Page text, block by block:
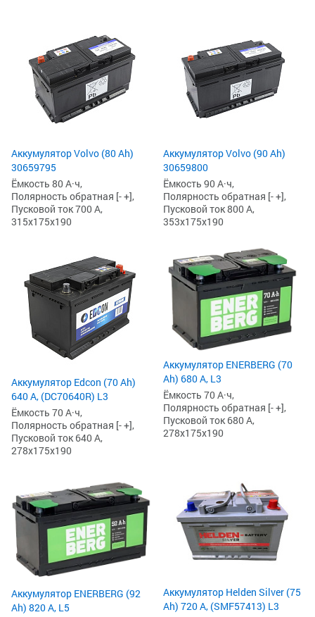
Аккумулятор Volvo (80 Ah)
30659795
Ёмкость 80 А·ч,
Полярность обратная [- +],
Пусковой ток 700 А,
315x175x190
Аккумулятор Volvo (90 Ah)
30659800
Ёмкость 90 А·ч,
Полярность обратная [- +],
Пусковой ток 800 А,
353x175x190
Аккумулятор Edcon (70 Ah)
640 А, (DC70640R) L3
Ёмкость 70 А·ч,
Полярность обратная [- +],
Пусковой ток 640 А,
278x175x190
Аккумулятор ENERBERG (70
Ah) 680 А, L3
Ёмкость 70 А·ч,
Полярность обратная [- +],
Пусковой ток 680 А,
278x175x190
Аккумулятор ENERBERG (92
Ah) 820 А, L5
Аккумулятор Helden Silver (75
Ah) 720 А, (SMF57413) L3